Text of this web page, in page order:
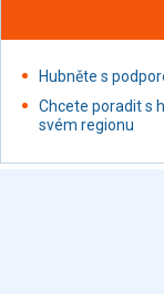
Fastfood
Studená
Hubněte s
Chcete poradit s
svém regionu